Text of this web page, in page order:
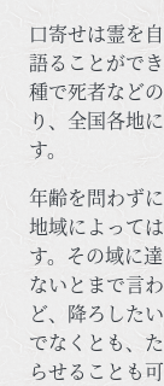
口寄せは霊を
語ることがで
種で死者など
り、全国各地
す。
年齢を問わず
地域によって
す。その域に
ないとまで言
ど、降ろした
でなくとも、
らせることも